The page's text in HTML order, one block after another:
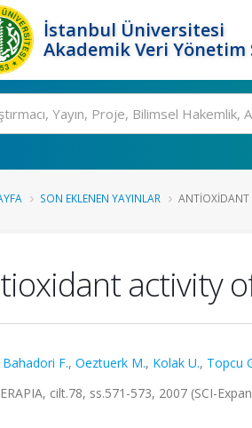
İstanbul Üniversitesi
Akademik Veri Yönetim
SON EKLENEN YAYINLAR ANTIOXIDANT
activity
Bahadori F., Oeztuerk M., Kolak U., Topcu
cilt.78, ss.571-573, 2007 (SCI-